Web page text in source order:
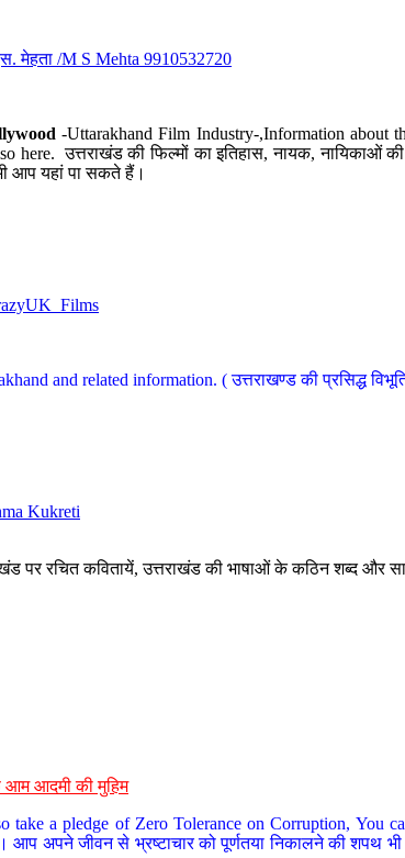
मेहता /M S Mehta 9910532720
-Uttarakhand Film Industry-,Information about
उत्तराखंड की फिल्मों का इतिहास, नायक, नायिकाओं
आप यहां पा सकते हैं।
and related information. ( उत्तराखण्ड की प्रसिद्ध
Kukreti
पर रचित कवितायें, उत्तराखंड की भाषाओं के कठिन शब्द और
आम आदमी की मुहिम
a pledge of Zero Tolerance on Corruption, You
अपने जीवन से भ्रष्टाचार को पूर्णतया निकालने की शपथ